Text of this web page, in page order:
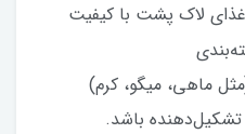
لاک پشت با کیفیت
ماهی، میگو، کرم)
باشد.